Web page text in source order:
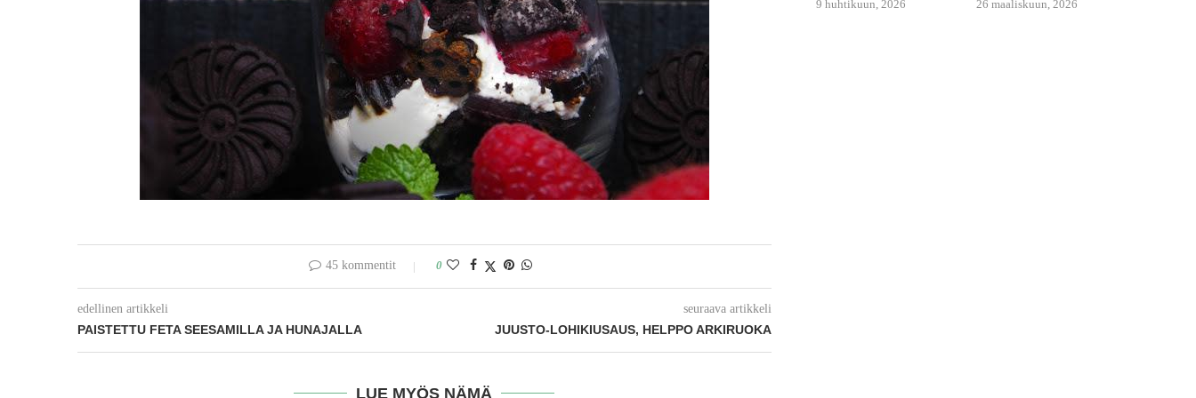
45 kommentit 0
edellinen artikkeli
PAISTETTU FETA SEESAMILLA JA HUNAJALLA
seuraava artikkeli
JUUSTO-LOHIKIUSAUS, HELPPO ARKIRUOKA
LUE MYÖS NÄMÄ
9 huhtikuun, 2026 26 maaliskuun, 2026